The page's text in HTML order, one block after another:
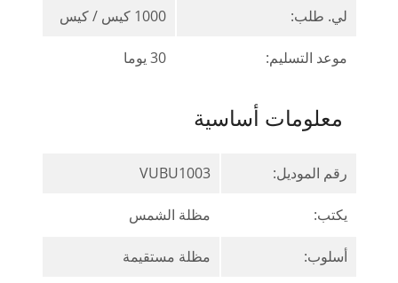
لي. طلب: 1000 كيس / كيس
موعد التسليم: 30 يوما
معلومات أساسية
رقم الموديل: VUBU1003
يكتب: مظلة الشمس
أسلوب: مظلة مستقيمة